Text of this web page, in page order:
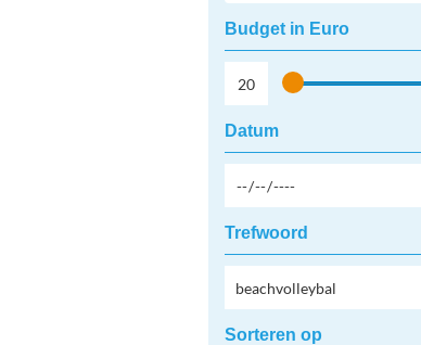
Budget in Euro
Datum
Trefwoord
Sorteren op